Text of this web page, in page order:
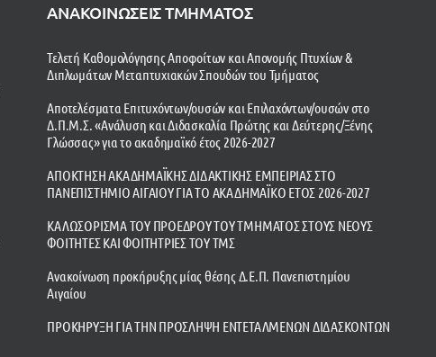
ΑΝΑΚΟΙΝΩΣΕΙΣ ΤΜΗΜΑΤΟΣ
Τελετή Καθομολόγησης Αποφοίτων και Απονομής Πτυχίων &
Διπλωμάτων Μεταπτυχιακών Σπουδών του Τμήματος
Αποτελέσματα Επιτυχόντων/ουσών και Επιλαχόντων/ουσών στο
Δ.Π.Μ.Σ. «Ανάλυση και Διδασκαλία Πρώτης και Δεύτερης/Ξένης
Γλώσσας» για το ακαδημαϊκό έτος 2026-2027
ΑΠΟΚΤΗΣΗ ΑΚΑΔΗΜΑΪΚΗΣ ΔΙΔΑΚΤΙΚΗΣ ΕΜΠΕΙΡΙΑΣ ΣΤΟ
ΠΑΝΕΠΙΣΤΗΜΙΟ ΑΙΓΑΙΟΥ ΓΙΑ ΤΟ ΑΚΑΔΗΜΑΪΚΟ ΕΤΟΣ 2026-2027
ΚΑΛΩΣΟΡΙΣΜΑ ΤΟΥ ΠΡΟΕΔΡΟΥ ΤΟΥ ΤΜΗΜΑΤΟΣ ΣΤΟΥΣ ΝΕΟΥΣ
ΦΟΙΤΗΤΕΣ ΚΑΙ ΦΟΙΤΗΤΡΙΕΣ ΤΟΥ ΤΜΣ
Ανακοίνωση προκήρυξης μίας θέσης Δ.Ε.Π. Πανεπιστημίου
Αιγαίου
ΠΡΟΚΗΡΥΞΗ ΓΙΑ ΤΗΝ ΠΡΟΣΛΗΨΗ ΕΝΤΕΤΑΛΜΕΝΩΝ ΔΙΔΑΣΚΟΝΤΩΝ